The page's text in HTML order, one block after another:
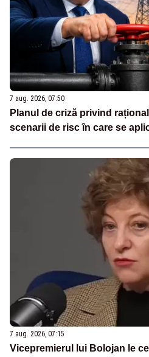
7 aug. 2026, 07:50
Planul de criză privind
scenarii de risc în care se
7 aug. 2026, 07:15
Vicepremierul lui Bolojan le